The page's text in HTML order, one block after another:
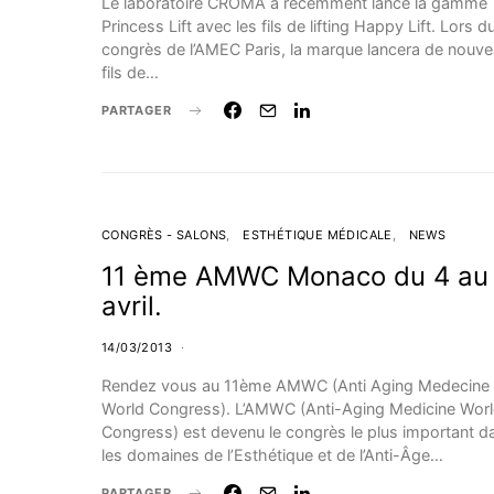
Princess Lift avec les fils de lifting Happy Lift. Lors
congrès de l’AMEC Paris, la marque lancera de
fils de…
PARTAGER
CONGRÈS - SALONS ESTHÉTIQUE MÉDICALE NEWS
11 ème AMWC Monaco du 4
avril.
14/03/2013
Rendez vous au 11ème AMWC (Anti Aging Medecine
World Congress). L’AMWC (Anti-Aging Medicine
Congress) est devenu le congrès le plus important
les domaines de l’Esthétique et de l’Anti-Âge…